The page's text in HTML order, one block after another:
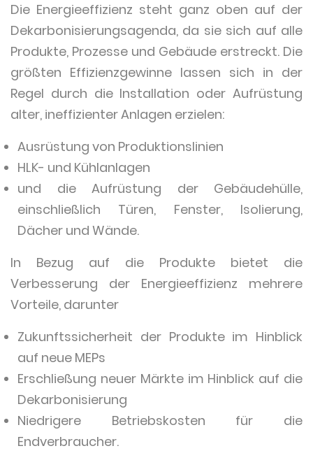
Die Energieeffizienz steht ganz oben auf der
Dekarbonisierungsagenda, da sie sich auf alle
Produkte, Prozesse und Gebäude erstreckt. Die
größten Effizienzgewinne lassen sich in der
Regel durch die Installation oder Aufrüstung
alter, ineffizienter Anlagen erzielen:
Ausrüstung von Produktionslinien
HLK- und Kühlanlagen
und die Aufrüstung der Gebäudehülle,
einschließlich Türen, Fenster, Isolierung,
Dächer und Wände.
In Bezug auf die Produkte bietet die
Verbesserung der Energieeffizienz mehrere
Vorteile, darunter
Zukunftssicherheit der Produkte im Hinblick
auf neue MEPs
Erschließung neuer Märkte im Hinblick auf die
Dekarbonisierung
Niedrigere Betriebskosten für die
Endverbraucher.